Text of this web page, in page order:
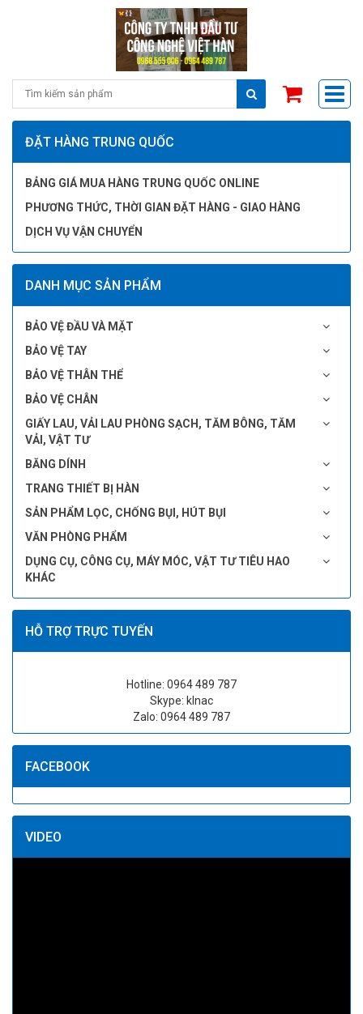
ĐẶT HÀNG TRUNG QUỐC
BẢNG GIÁ MUA HÀNG TRUNG QUỐC ONLINE
PHƯƠNG THỨC, THỜI GIAN ĐẶT HÀNG - GIAO HÀNG
DỊCH VỤ VẬN CHUYỂN
DANH MỤC SẢN PHẨM
BẢO VỆ ĐẦU VÀ MẶT
BẢO VỆ TAY
BẢO VỆ THÂN THỂ
BẢO VỆ CHÂN
GIẤY LAU, VẢI LAU PHÒNG SẠCH, TĂM BÔNG, TĂM
VẢI, VẬT TƯ
BĂNG DÍNH
TRANG THIẾT BỊ HÀN
SẢN PHẨM LỌC, CHỐNG BỤI, HÚT BỤI
VĂN PHÒNG PHẨM
DỤNG CỤ, CÔNG CỤ, MÁY MÓC, VẬT TƯ TIÊU HAO
KHÁC
HỖ TRỢ TRỰC TUYẾN
Hotline: 0964 489 787
Skype: klnac
Zalo: 0964 489 787
FACEBOOK
VIDEO